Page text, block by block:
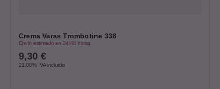
Crema Varas Trombotine 338
Envío estimado en 24/48 horas
9,30 €
21.00% IVA incluido